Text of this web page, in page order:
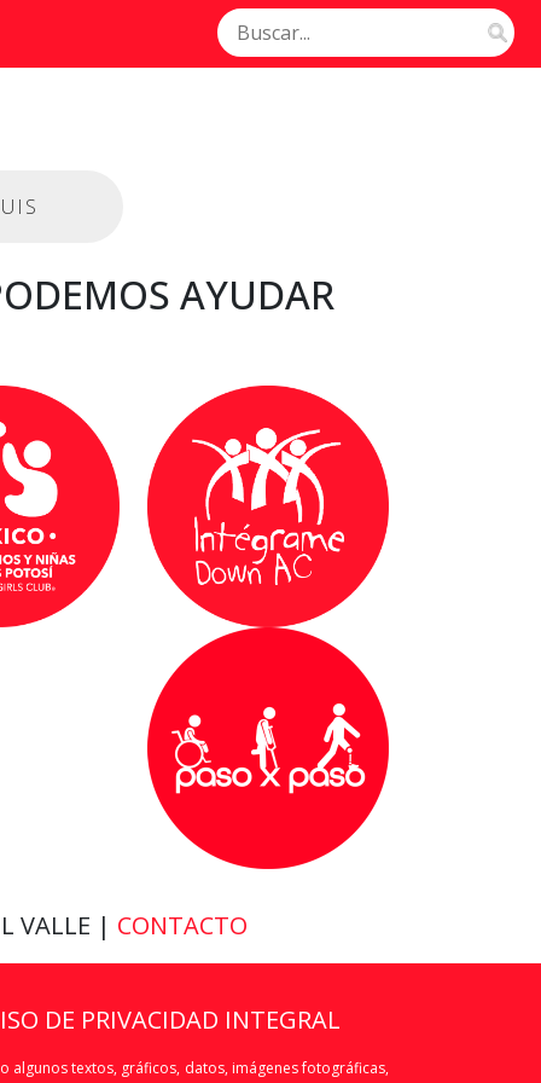
AYUDAR
VALLE | CONTACTO
DE PRIVACIDAD INTEGRAL
algunos textos, gráficos, datos, imágenes fotográficas,